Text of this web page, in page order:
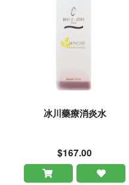
冰川藥療消炎水
$167.00